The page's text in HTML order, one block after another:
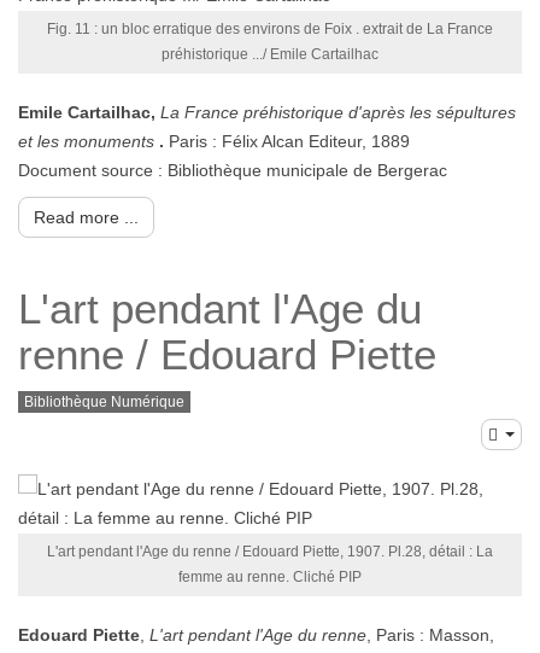
Fig. 11 : un bloc erratique des environs de Foix . extrait de La France
préhistorique .../ Emile Cartailhac
Emile Cartailhac, La France préhistorique d'après les sépultures
et les monuments . Paris : Félix Alcan Editeur, 1889
Document source : Bibliothèque municipale de Bergerac
Read more ...
L'art pendant l'Age du
renne / Edouard Piette
Bibliothèque Numérique
L'art pendant l'Age du renne / Edouard Piette, 1907. Pl.28, détail : La
femme au renne. Cliché PIP
Edouard Piette L'art pendant l'Age du renne , Paris : Masson,